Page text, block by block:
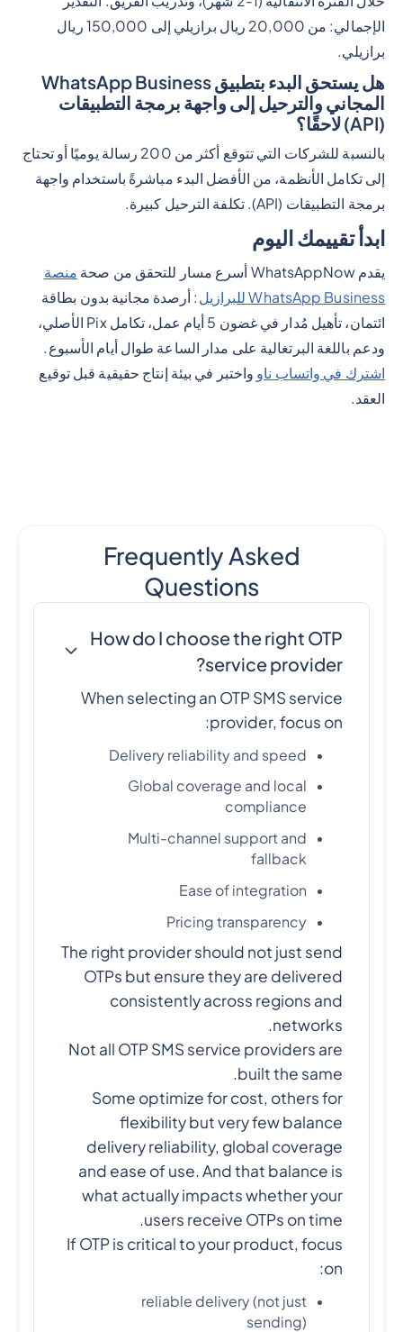
الإجمالي: من 20,000 ريال برازيلي إلى 150,000 ريال
برازيلي.
هل يستحق البدء بتطبيق WhatsApp Business
المجاني والترحيل إلى واجهة برمجة التطبيقات
(API) لاحقًا؟
بالنسبة للشركات التي تتوقع أكثر من 200 رسالة يوميًا أو تحتاج
إلى تكامل الأنظمة، من الأفضل البدء مباشرةً باستخدام واجهة
برمجة التطبيقات (API). تكلفة الترحيل كبيرة.
ابدأ تقييمك اليوم
يقدم WhatsAppNow أسرع مسار للتحقق من صحة
منصة
WhatsApp Business للبرازيل
: أرصدة مجانية بدون بطاقة
ائتمان، تأهيل مُدار في غضون 5 أيام عمل، تكامل Pix الأصلي،
ودعم باللغة البرتغالية على مدار الساعة طوال أيام الأسبوع.
اشترك في واتساب ناو واختبر في بيئة إنتاج حقيقية قبل توقيع
العقد.
Frequently Asked
Questions
How do I choose the right OTP
service provider?
When selecting an OTP SMS service
provider, focus on:
Delivery reliability and speed
Global coverage and local
compliance
Multi-channel support and
fallback
Ease of integration
Pricing transparency
The right provider should not just send
OTPs but ensure they are delivered
consistently across regions and
networks.
Not all OTP SMS service providers are
built the same.
Some optimize for cost, others for
flexibility but very few balance
delivery reliability, global coverage
and ease of use. And that balance is
what actually impacts whether your
users receive OTPs on time.
If OTP is critical to your product, focus
on:
reliable delivery (not just
sending)